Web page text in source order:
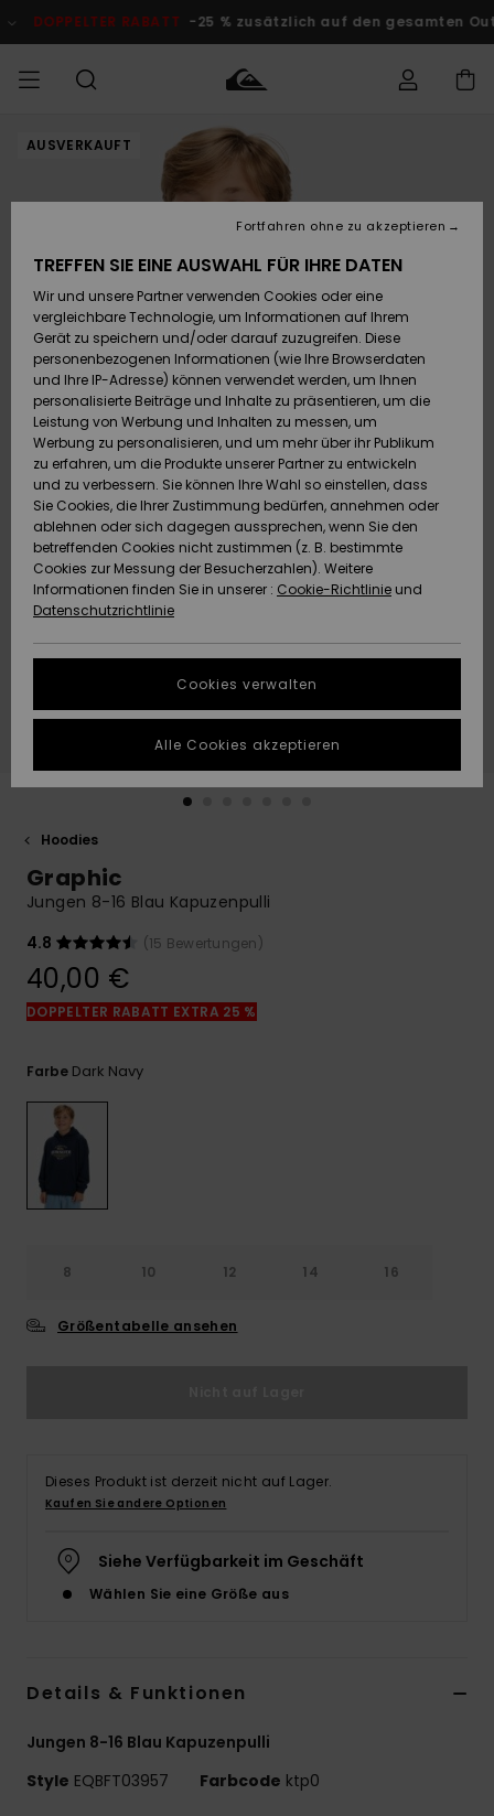
Produktinformation
DOPPELTER RABATT -25 % zusätzlich auf den gesamten
MÄNNER Kleidung
Accessoires
Schuhe&
Flip-Flops
Surf
Snow
Brandneu
Highlights
Kleidung
Accessoires
Schuhe&
Flip-Flops
Surf
Snow
Brandneu
Highlights
FRAUEN
Shop
Brandneu
Highlights
Snow
SURF
Surf Shop
Kinder
Highlights
Community
SNOW
Snow Shop
Snow Shop
Kinder
Snow Shop
Damen
Highlights
Community
DOPPELTER
RABATT
Outlet
KINDER
Outlet
Frauen
HILFE & KONTAKT
Auf meine
Bestellung
Retouren
Bezahlung
Geschenkkarte
Quiksilver
Freedom
Datenschutz
Starten Sie eine
um die
schnellste
Antwort auf Ihre
erhalten.
Finden Sie
Antworten auf
die häufigsten
Fragen sowie
NACHHALTIGKEIT
SHOPS
QUIKSILVER APP
WUNSCHLISTE
AUSVERKAUFT
Hoodies
Graphic
Jungen 8-16 Blau Kapuzenpulli
4.8
(15 Bewertungen)
40,00 €
DOPPELTER RABATT EXTRA 25 %
Farbe Dark Navy
8 10 12 14 16
Größentabelle ansehen
Dieses Produkt ist derzeit nicht auf Lager.
Kaufen Sie andere Optionen
Siehe Verfügbarkeit im Geschäft
Wählen Sie eine Größe aus
Details & Funktionen
Jungen 8-16 Blau Kapuzenpulli
Style EQBFT03957 Farbcode ktp0
TREFFEN SIE EINE AUSWAHL FÜR IHRE DATEN
Wir und unsere Partner verwenden Cookies oder eine
vergleichbare Technologie, um Informationen auf Ihrem
Gerät zu speichern und/oder darauf zuzugreifen. Diese
personenbezogenen Informationen (wie Ihre Browserdaten
und Ihre IP-Adresse) können verwendet werden, um Ihnen
personalisierte Beiträge und Inhalte zu präsentieren, um die
Leistung von Werbung und Inhalten zu messen, um
Werbung zu personalisieren, und um mehr über ihr Publikum
zu erfahren, um die Produkte unserer Partner zu entwickeln
und zu verbessern. Sie können Ihre Wahl so einstellen, dass
Sie Cookies, die Ihrer Zustimmung bedürfen, annehmen oder
ablehnen oder sich dagegen aussprechen, wenn Sie den
betreffenden Cookies nicht zustimmen (z. B. bestimmte
Cookies zur Messung der Besucherzahlen). Weitere
Informationen finden Sie in unserer : Cookie-Richtlinie und
Datenschutzrichtlinie
Cookies verwalten
Fortfahren ohne zu akzeptieren
Alle Cookies akzeptieren